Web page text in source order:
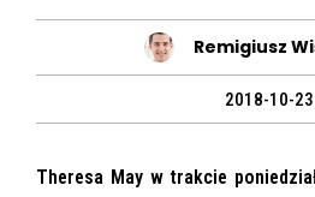
Remigiusz
2018-10-23
Theresa May w trakcie